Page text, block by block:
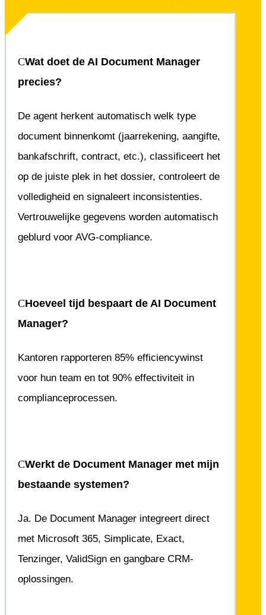
Wat doet de AI Document Manager
precies?
De agent herkent automatisch welk type
document binnenkomt (jaarrekening, aangifte,
bankafschrift, contract, etc.), classificeert het
op de juiste plek in het dossier, controleert de
volledigheid en signaleert inconsistenties.
Vertrouwelijke gegevens worden automatisch
geblurd voor AVG-compliance.
Hoeveel tijd bespaart de AI Document
Manager?
Kantoren rapporteren 85% efficiencywinst
voor hun team en tot 90% effectiviteit in
complianceprocessen.
Werkt de Document Manager met mijn
bestaande systemen?
Ja. De Document Manager integreert direct
met Microsoft 365, Simplicate, Exact,
Tenzinger, ValidSign en gangbare CRM-
oplossingen.